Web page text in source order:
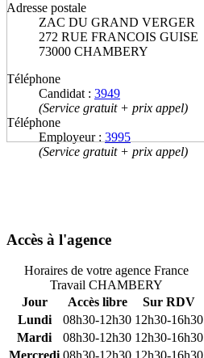
Adresse postale
ZAC DU GRAND VERGER
272 RUE FRANCOIS GUISE
73000 CHAMBERY
Téléphone
Candidat : 3949
(Service gratuit + prix appel)
Téléphone
Employeur : 3995
(Service gratuit + prix appel)
Accès à l'agence
Horaires de votre agence France
Travail CHAMBERY
Jour
Accès libre
Sur RDV
Lundi
08h30-12h30 12h30-16h30
Mardi
08h30-12h30 12h30-16h30